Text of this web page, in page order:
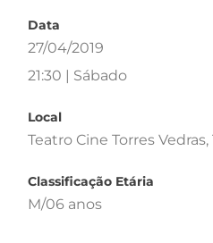
Data
27/04/2019
21:30 | Sábado
Local
Teatro Cine Torres Vedras,
Classificação Etária
M/06 anos